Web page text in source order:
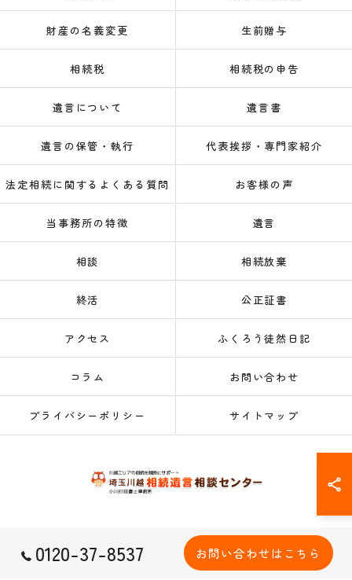
0120-37-8537 お問い合わせはこちら
財産の名義変更 生前贈与
相続税 相続税の申告
遺言について 遺言書
遺言の保管・執行 代表挨拶・専門家紹介
法定相続に関するよくある質問 お客様の声
当事務所の特徴 遺言
相談 相続放棄
終活 公正証書
アクセス ふくろう徒然日記
コラム お問い合わせ
プライバシーポリシー サイトマップ
© 2026 埼玉・川越・鶴ヶ島・坂戸周辺の相続なら埼玉川越相続遺言相談センター
ALL RIGHTS RESERVED.